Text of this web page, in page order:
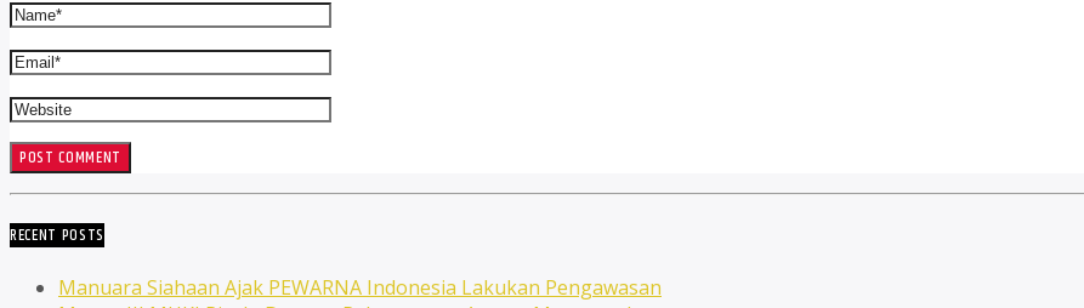
RECENT POSTS
Manuara Siahaan Ajak PEWARNA Indonesia Lakukan Pengawasan